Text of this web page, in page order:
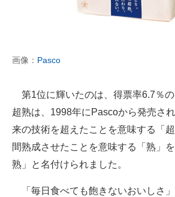
画像： Pasco
第1位に輝いたのは、得票率6.7％の
超熟は、1998年にPascoから発売さ
来の技術を超えたことを意味する「
間熟成させたことを意味する「熟」
熟」と名付けられました。
「毎日食べても飽きないおいしさ